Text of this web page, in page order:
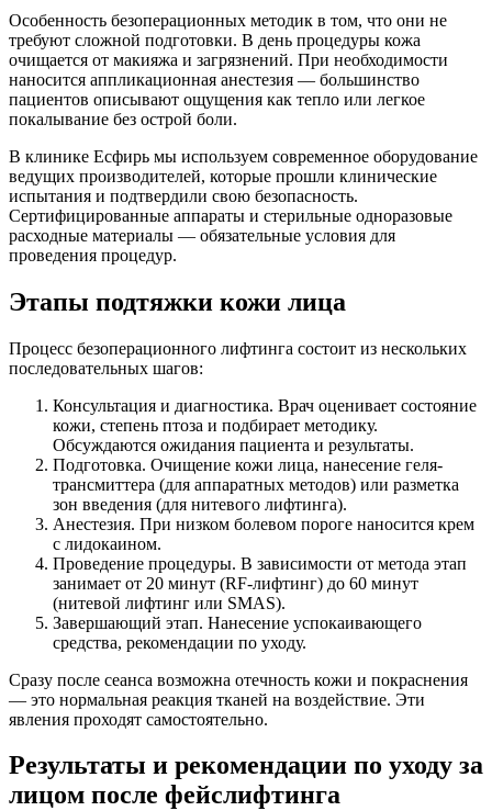
Особенность безоперационных методик в том, что они не
требуют сложной подготовки. В день процедуры кожа
очищается от макияжа и загрязнений. При необходимости
наносится аппликационная анестезия — большинство
пациентов описывают ощущения как тепло или легкое
покалывание без острой боли.
В клинике Есфирь мы используем современное оборудование
ведущих производителей, которые прошли клинические
испытания и подтвердили свою безопасность.
Сертифицированные аппараты и стерильные одноразовые
расходные материалы — обязательные условия для
проведения процедур.
Этапы подтяжки кожи лица
Процесс безоперационного лифтинга состоит из нескольких
последовательных шагов:
Консультация и диагностика. Врач оценивает состояние
кожи, степень птоза и подбирает методику.
Обсуждаются ожидания пациента и результаты.
Подготовка. Очищение кожи лица, нанесение геля-
трансмиттера (для аппаратных методов) или разметка
зон введения (для нитевого лифтинга).
Анестезия. При низком болевом пороге наносится крем
с лидокаином.
Проведение процедуры. В зависимости от метода этап
занимает от 20 минут (RF-лифтинг) до 60 минут
(нитевой лифтинг или SMAS).
Завершающий этап. Нанесение успокаивающего
средства, рекомендации по уходу.
Сразу после сеанса возможна отечность кожи и покраснения
— это нормальная реакция тканей на воздействие. Эти
явления проходят самостоятельно.
Результаты и рекомендации по уходу за
лицом после фейслифтинга